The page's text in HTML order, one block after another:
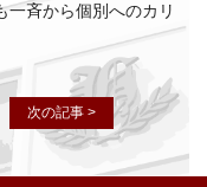
一斉から個別へのカリ
次の記事 >